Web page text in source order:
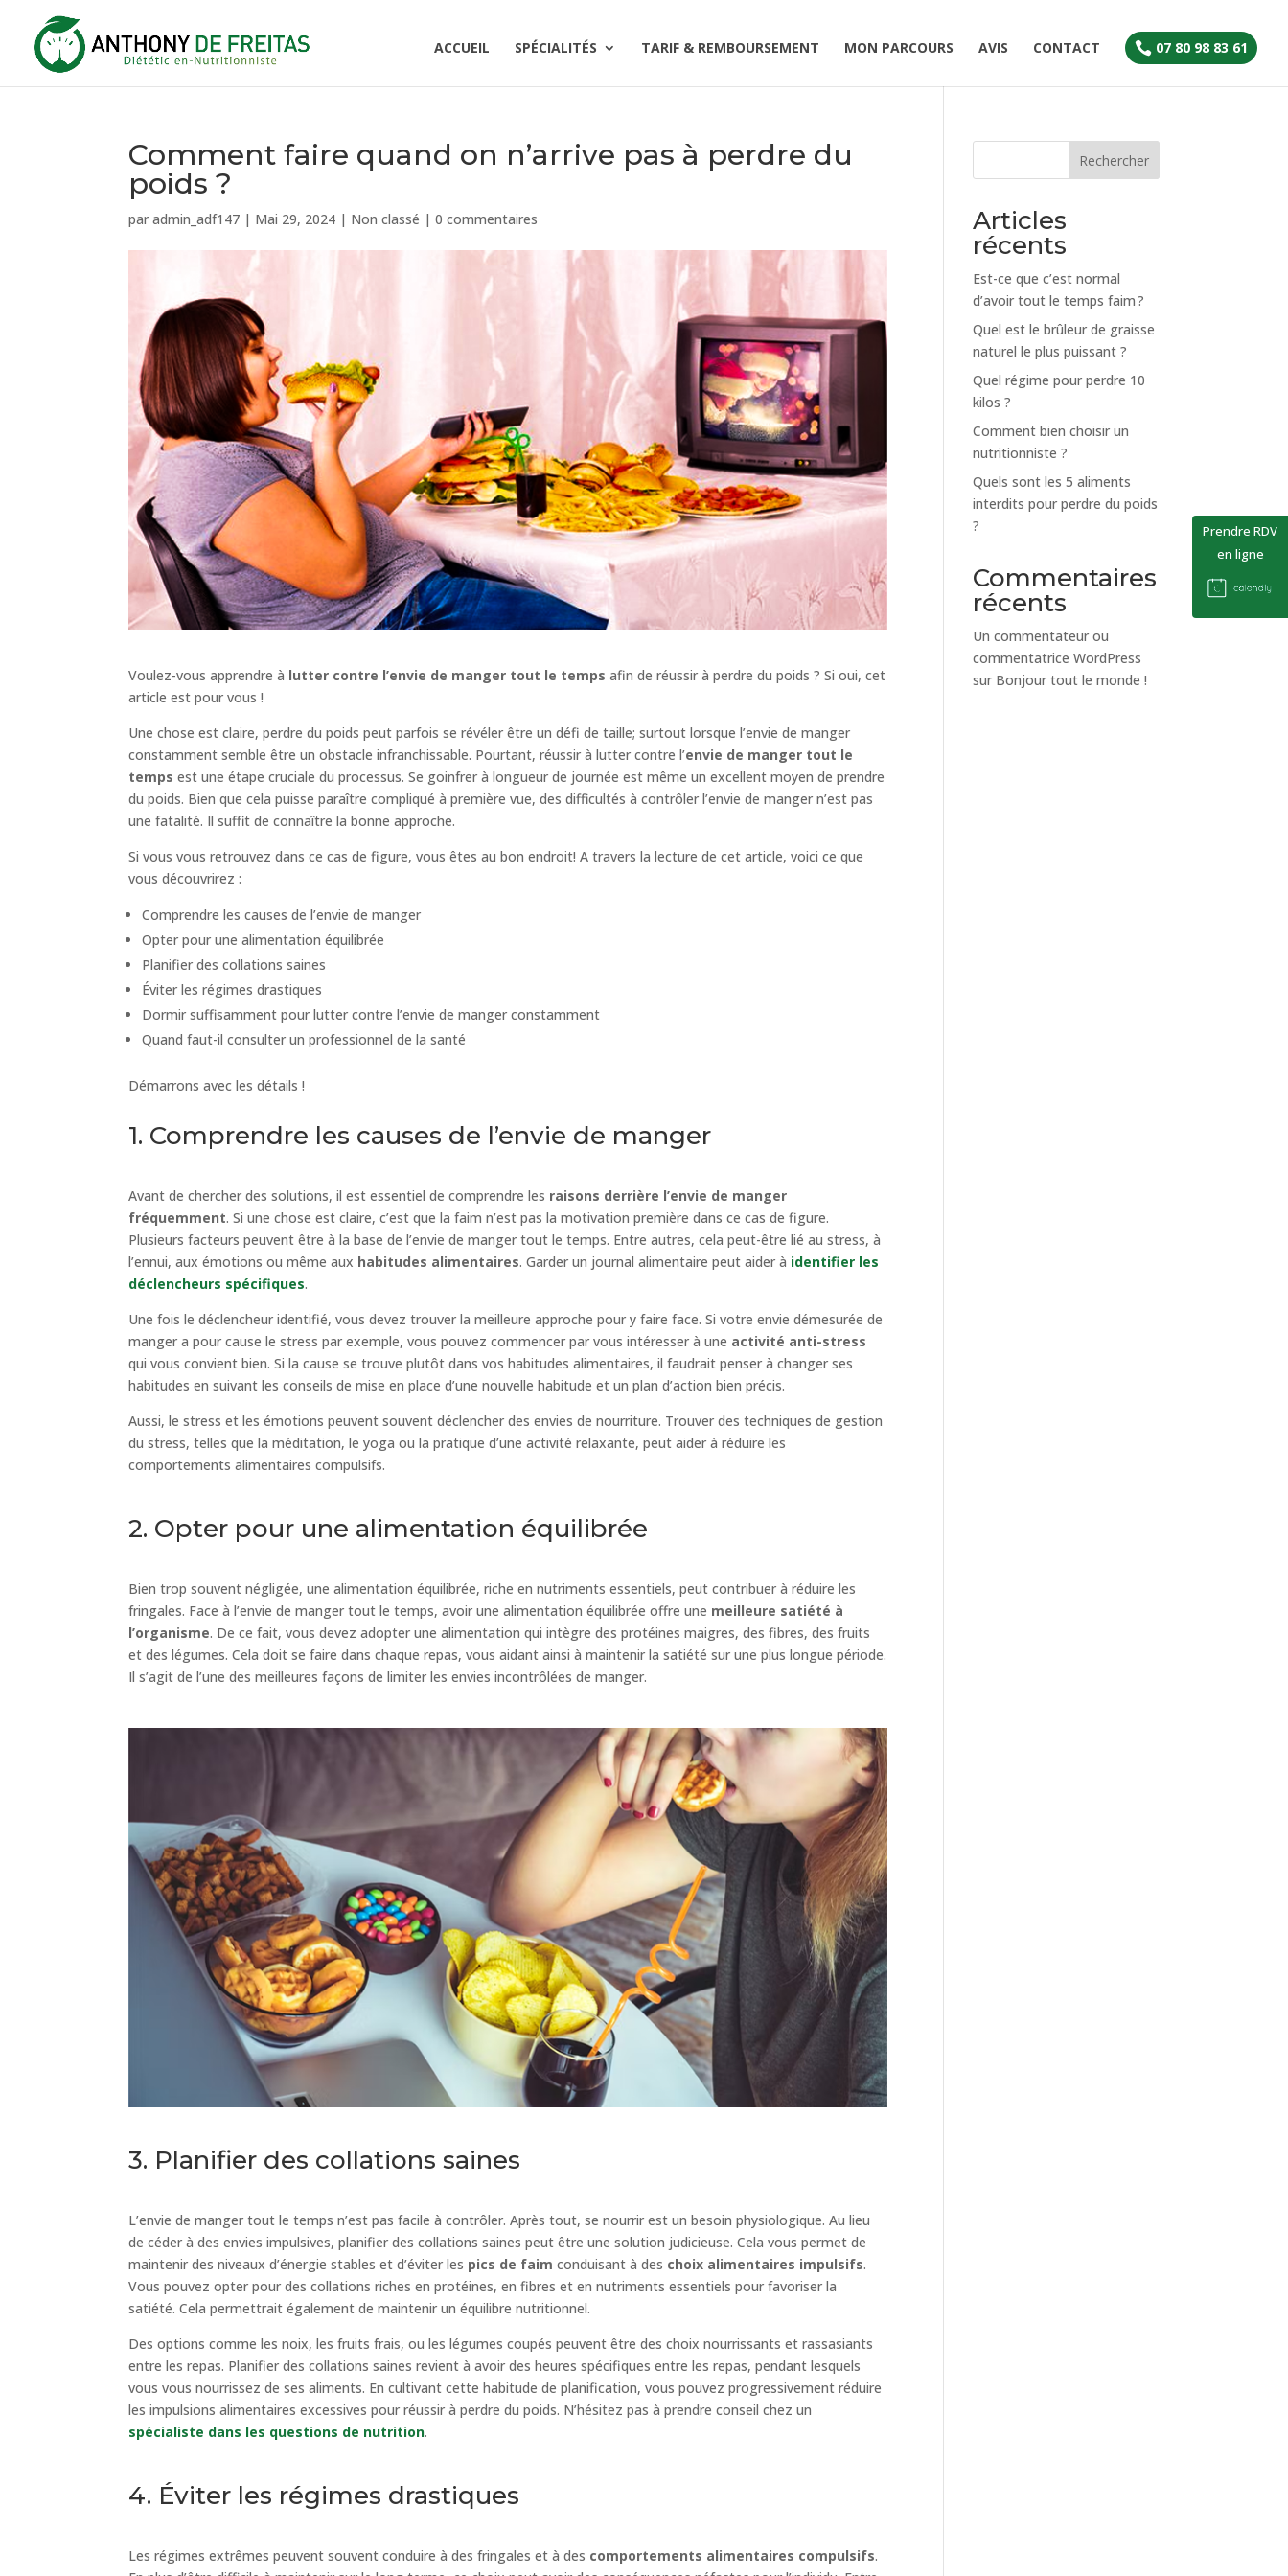
Prendre RDV
en ligne
ACCUEIL SPÉCIALITÉS TARIF & REMBOURSEMENT MON PARCOURS AVIS CONTACT  07 80 98 83 61
Comment faire quand on n’arrive pas à perdre du
poids ?
paradmin_adf147 | Mai 29, 2024 | Non classé |0 commentaires
Voulez-vous apprendre à lutter contre l’envie de manger tout le temps afin de réussir à perdre du poids ? Si oui, cet
article est pour vous !
Une chose est claire, perdre du poids peut parfois se révéler être un défi de taille; surtout lorsque l’envie de manger
constamment semble être un obstacle infranchissable. Pourtant, réussir à lutter contre l’envie de manger tout le
temps est une étape cruciale du processus. Se goinfrer à longueur de journée est même un excellent moyen de prendre
du poids. Bien que cela puisse paraître compliqué à première vue, des difficultés à contrôler l’envie de manger n’est pas
une fatalité. Il suffit de connaître la bonne approche.
Si vous vous retrouvez dans ce cas de figure, vous êtes au bon endroit! A travers la lecture de cet article, voici ce que
vous découvrirez :
Comprendre les causes de l’envie de manger
Opter pour une alimentation équilibrée
Planifier des collations saines
Éviter les régimes drastiques
Dormir suffisamment pour lutter contre l’envie de manger constamment
Quand faut-il consulter un professionnel de la santé
Démarrons avec les détails !
1. Comprendre les causes de l’envie de manger
Avant de chercher des solutions, il est essentiel de comprendre les raisons derrière l’envie de manger
fréquemment. Si une chose est claire, c’est que la faim n’est pas la motivation première dans ce cas de figure.
Plusieurs facteurs peuvent être à la base de l’envie de manger tout le temps. Entre autres, cela peut-être lié au stress, à
l’ennui, aux émotions ou même aux habitudes alimentaires. Garder un journal alimentaire peut aider à identifier les
déclencheurs spécifiques.
Une fois le déclencheur identifié, vous devez trouver la meilleure approche pour y faire face. Si votre envie démesurée de
manger a pour cause le stress par exemple, vous pouvez commencer par vous intéresser à une activité anti-stress
qui vous convient bien. Si la cause se trouve plutôt dans vos habitudes alimentaires, il faudrait penser à changer ses
habitudes en suivant les conseils de mise en place d’une nouvelle habitude et un plan d’action bien précis.
Aussi, le stress et les émotions peuvent souvent déclencher des envies de nourriture. Trouver des techniques de gestion
du stress, telles que la méditation, le yoga ou la pratique d’une activité relaxante, peut aider à réduire les
comportements alimentaires compulsifs.
2. Opter pour une alimentation équilibrée
Bien trop souvent négligée, une alimentation équilibrée, riche en nutriments essentiels, peut contribuer à réduire les
fringales. Face à l’envie de manger tout le temps, avoir une alimentation équilibrée offre une meilleure satiété à
l’organisme. De ce fait, vous devez adopter une alimentation qui intègre des protéines maigres, des fibres, des fruits
et des légumes. Cela doit se faire dans chaque repas, vous aidant ainsi à maintenir la satiété sur une plus longue période.
Il s’agit de l’une des meilleures façons de limiter les envies incontrôlées de manger.
3. Planifier des collations saines
L’envie de manger tout le temps n’est pas facile à contrôler. Après tout, se nourrir est un besoin physiologique. Au lieu
de céder à des envies impulsives, planifier des collations saines peut être une solution judicieuse. Cela vous permet de
maintenir des niveaux d’énergie stables et d’éviter les pics de faim conduisant à des choix alimentaires impulsifs.
Vous pouvez opter pour des collations riches en protéines, en fibres et en nutriments essentiels pour favoriser la
satiété. Cela permettrait également de maintenir un équilibre nutritionnel.
Des options comme les noix, les fruits frais, ou les légumes coupés peuvent être des choix nourrissants et rassasiants
entre les repas. Planifier des collations saines revient à avoir des heures spécifiques entre les repas, pendant lesquels
vous vous nourrissez de ses aliments. En cultivant cette habitude de planification, vous pouvez progressivement réduire
les impulsions alimentaires excessives pour réussir à perdre du poids. N’hésitez pas à prendre conseil chez un
spécialiste dans les questions de nutrition.
4. Éviter les régimes drastiques
Les régimes extrêmes peuvent souvent conduire à des fringales et à des comportements alimentaires compulsifs.
Rechercher
Articles
récents
Est-ce que c’est normal
d’avoir tout le temps faim ?
Quel est le brûleur de graisse
naturel le plus puissant ?
Quel régime pour perdre 10
kilos ?
Comment bien choisir un
nutritionniste ?
Quels sont les 5 aliments
interdits pour perdre du poids
?
Commentaires
récents
Un commentateur ou
commentatrice WordPress
sur Bonjour tout le monde !